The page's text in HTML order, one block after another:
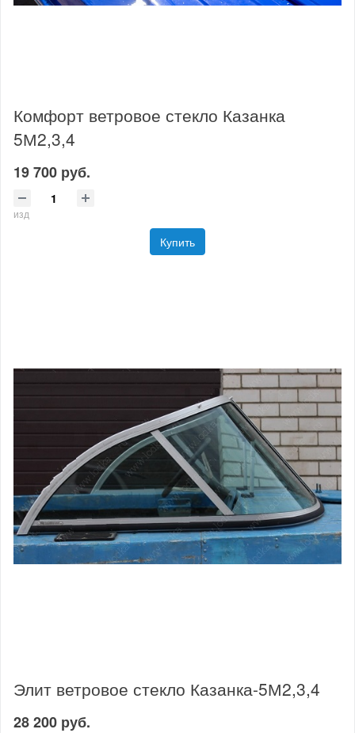
Комфорт ветровое стекло Казанка
5М2,3,4
19 700 руб.
изд
Купить
Элит ветровое стекло Казанка-5М2,3,4
28 200 руб.